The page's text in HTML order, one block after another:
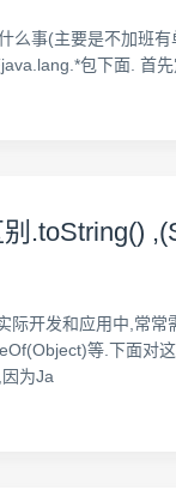
么事(主要是不加班
包下面. 首
.toString()
际开发和应用中,常
等.下面对
为Ja